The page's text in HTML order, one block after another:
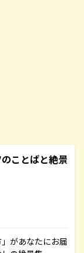
ことばと絶景
があなたにお届